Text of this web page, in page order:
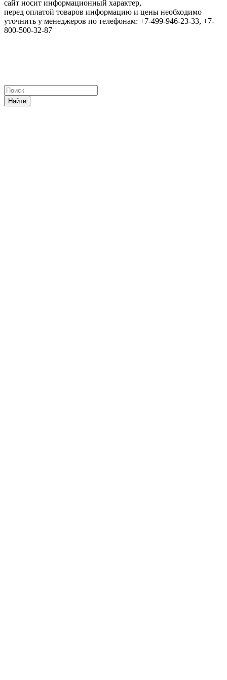
сайт носит информационный характер,
перед оплатой товаров информацию и цены необходимо
уточнить у менеджеров по телефонам: +7-499-946-23-33, +7-
800-500-32-87
Найти